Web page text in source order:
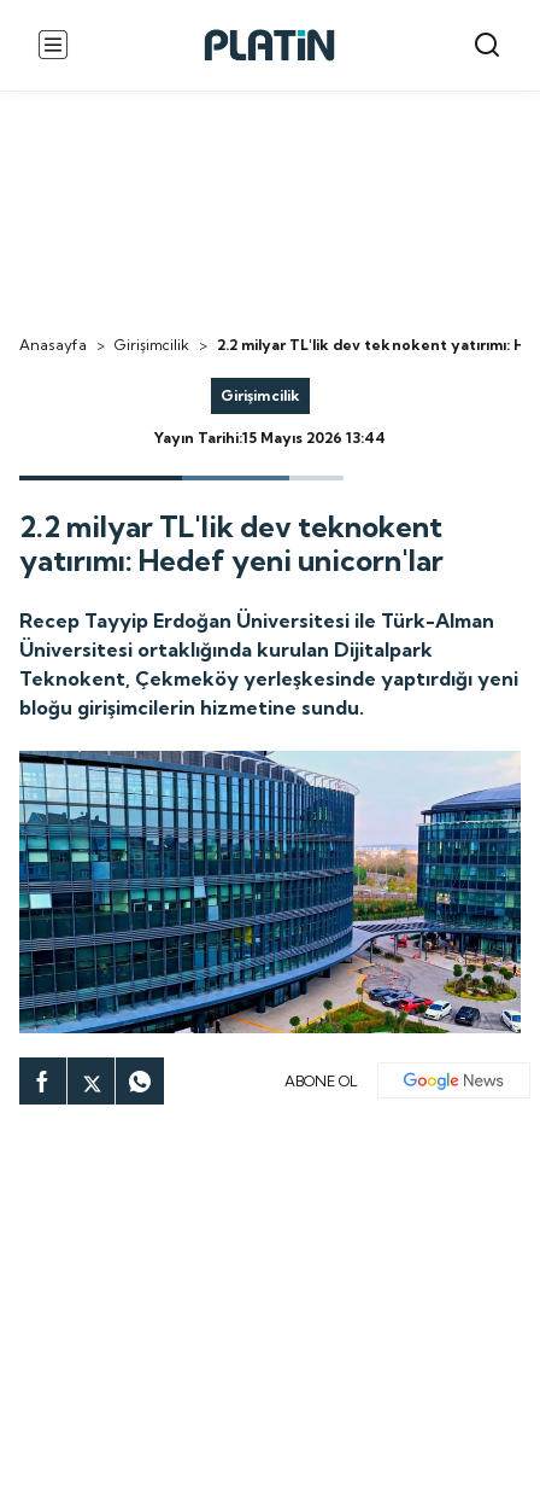
Anasayfa > Girişimcilik > 2.2 milyar TL'lik dev teknokent yatırımı:
Girişimcilik
Yayın Tarihi:15 Mayıs 2026 13:44
2.2 milyar TL'lik dev teknokent
yatırımı: Hedef yeni unicorn'lar
Recep Tayyip Erdoğan Üniversitesi ile Türk-Alman
Üniversitesi ortaklığında kurulan Dijitalpark
Teknokent, Çekmeköy yerleşkesinde yaptırdığı yeni
bloğu girişimcilerin hizmetine sundu.
ABONE OL